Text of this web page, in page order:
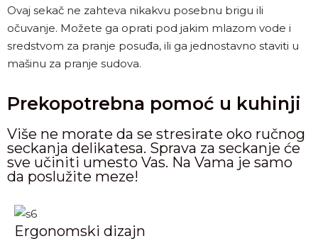
Ovaj sekač ne zahteva nikakvu posebnu brigu ili
očuvanje. Možete ga oprati pod jakim mlazom vode i
sredstvom za pranje posuđa, ili ga jednostavno staviti u
mašinu za pranje sudova.
Prekopotrebna pomoć u kuhinji
Više ne morate da se stresirate oko ručnog
seckanja delikatesa. Sprava za seckanje će
sve učiniti umesto Vas. Na Vama je samo
da poslužite meze!
Ergonomski dizajn